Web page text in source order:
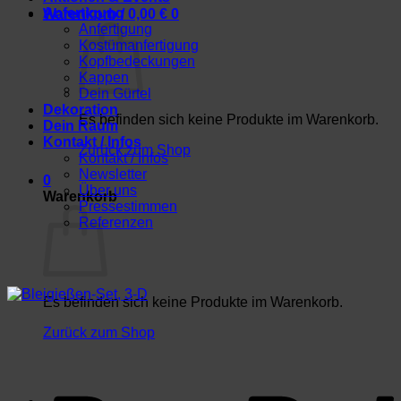
Warenkorb /0,00 € 0
Es befinden sich keine Produkte im Warenkorb.
Zurück zum Shop
0
Warenkorb
Es befinden sich keine Produkte im Warenkorb.
Zurück zum Shop
Anfertigung
Anfertigung
Kostümanfertigung
Kopfbedeckungen
Kappen
Dein Gürtel
Dekoration
Dein Raum
Kontakt / Infos
Kontakt / Infos
Newsletter
Über uns
Pressestimmen
Referenzen